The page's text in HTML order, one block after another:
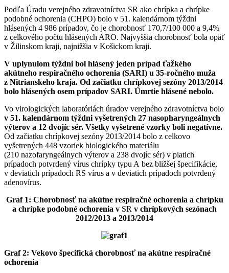
Podľa Úradu verejného zdravotníctva SR ako chrípka a chrípke
podobné ochorenia (CHPO) bolo v 51. kalendárnom týždni
hlásených 4 986 prípadov, čo je chorobnosť 170,7/100 000 a 9,4%
z celkového počtu hlásených ARO. Najvyššia chorobnosť bola opäť
v Žilinskom kraji, najnižšia v Košickom kraji.
V uplynulom týždni bol hlásený jeden prípad ťažkého
akútneho respiračného ochorenia (SARI) u 35-ročného muža
z Nitrianskeho kraja. Od začiatku chrípkovej sezóny 2013/2014
bolo hlásených osem prípadov SARI. Úmrtie hlásené nebolo.
Vo virologických laboratóriách úradov verejného zdravotníctva bolo
v 51. kalendárnom týždni vyšetrených 27 nasopharyngeálnych
výterov a 12 dvojíc sér. Všetky vyšetrené vzorky boli negatívne.
Od začiatku chrípkovej sezóny 2013/2014 bolo z celkovo
vyšetrených 448 vzoriek biologického materiálu
(210 nazofaryngeálnych výterov a 238 dvojíc sér) v piatich
prípadoch potvrdený vírus chrípky typu A bez bližšej špecifikácie,
v deviatich prípadoch RS vírus a v deviatich prípadoch potvrdený
adenovírus.
Graf 1: Chorobnosť na akútne respiračné ochorenia a chrípku
a chrípke podobné ochorenia v SR v chrípkových sezónach
2012/2013 a 2013/2014
Graf 2: Vekovo špecifická chorobnosť na akútne respiračné
ochorenia